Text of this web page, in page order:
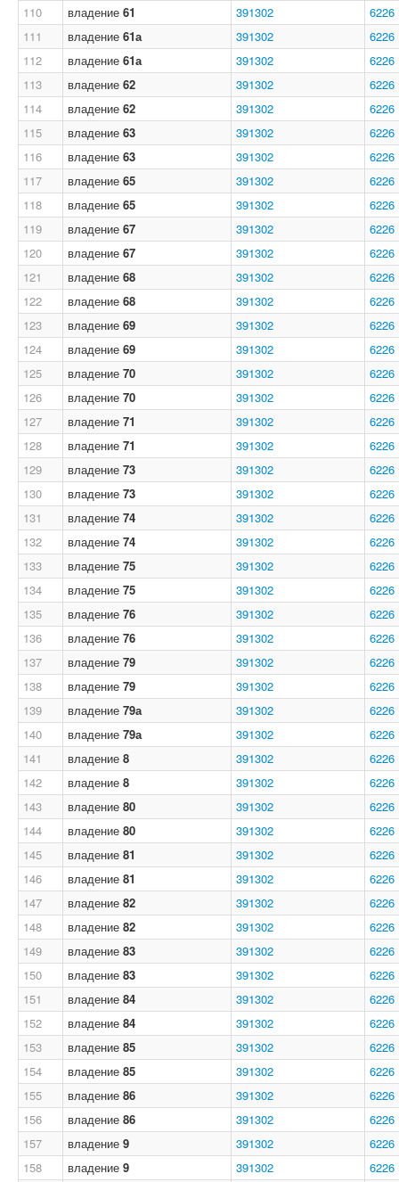
110 владение 61 391302
6226
111
владение 61а 391302
6226
112
владение 61а 391302
6226
113
владение 62 391302
6226
114
владение 62 391302
6226
115
владение 63 391302
6226
116
владение 63 391302
6226
117
владение 65 391302
6226
118
владение 65 391302
6226
119
владение 67 391302
6226
120
владение 67 391302
6226
121
владение 68 391302
6226
122
владение 68 391302
6226
123
владение 69 391302
6226
124
владение 69 391302
6226
125
владение 70 391302
6226
126
владение 70 391302
6226
127
владение 71 391302
6226
128
владение 71 391302
6226
129
владение 73 391302
6226
130
владение 73 391302
6226
131
владение 74 391302
6226
132
владение 74 391302
6226
133
владение 75 391302
6226
134
владение 75 391302
6226
135
владение 76 391302
6226
136
владение 76 391302
6226
137
владение 79 391302
6226
138
владение 79 391302
6226
139
владение 79а 391302
6226
140
владение 79а 391302
6226
141
владение 8 391302
6226
142
владение 8 391302
6226
143
владение 80 391302
6226
144
владение 80 391302
6226
145
владение 81 391302
6226
146
владение 81 391302
6226
147
владение 82 391302
6226
148
владение 82 391302
6226
149
владение 83 391302
6226
150
владение 83 391302
6226
151
владение 84 391302
6226
152
владение 84 391302
6226
153
владение 85 391302
6226
154
владение 85 391302
6226
155
владение 86 391302
6226
156
владение 86 391302
6226
157
владение 9 391302
6226
158
владение 9 391302
6226